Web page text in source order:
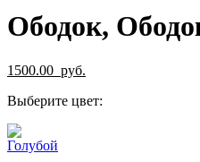
Ободок,
1500.00 руб.
Выберите цвет: